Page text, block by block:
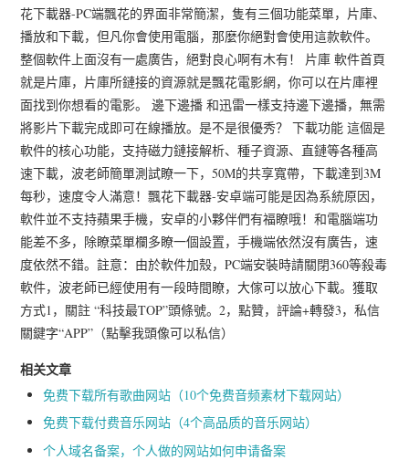
花下載器-PC端飄花的界面非常簡潔，隻有三個功能菜單，片庫、
播放和下載，但凡你會使用電腦，那麼你絕對會使用這款軟件。
整個軟件上面沒有一處廣告，絕對良心啊有木有！ 片庫 軟件首頁
就是片庫，片庫所鏈接的資源就是飄花電影網，你可以在片庫裡
面找到你想看的電影。 邊下邊播 和迅雷一樣支持邊下邊播，無需
將影片下載完成即可在線播放。是不是很優秀？ 下載功能 這個是
軟件的核心功能，支持磁力鏈接解析、種子資源、直鏈等各種高
速下載，波老師簡單測試瞭一下，50M的共享寬帶，下載達到3M
每秒，速度令人滿意！飄花下載器-安卓端可能是因為系統原因，
軟件並不支持蘋果手機，安卓的小夥伴們有福瞭哦！和電腦端功
能差不多，除瞭菜單欄多瞭一個設置，手機端依然沒有廣告，速
度依然不錯。註意：由於軟件加殼，PC端安裝時請關閉360等殺毒
軟件，波老師已經使用有一段時間瞭，大傢可以放心下載。獲取
方式1，關註 “科技最TOP”頭條號。2，點贊，評論+轉發3，私信
關鍵字“APP”（點擊我頭像可以私信）
相关文章
免费下载所有歌曲网站（10个免费音频素材下载网站）
免费下载付费音乐网站（4个高品质的音乐网站）
个人域名备案，个人做的网站如何申请备案